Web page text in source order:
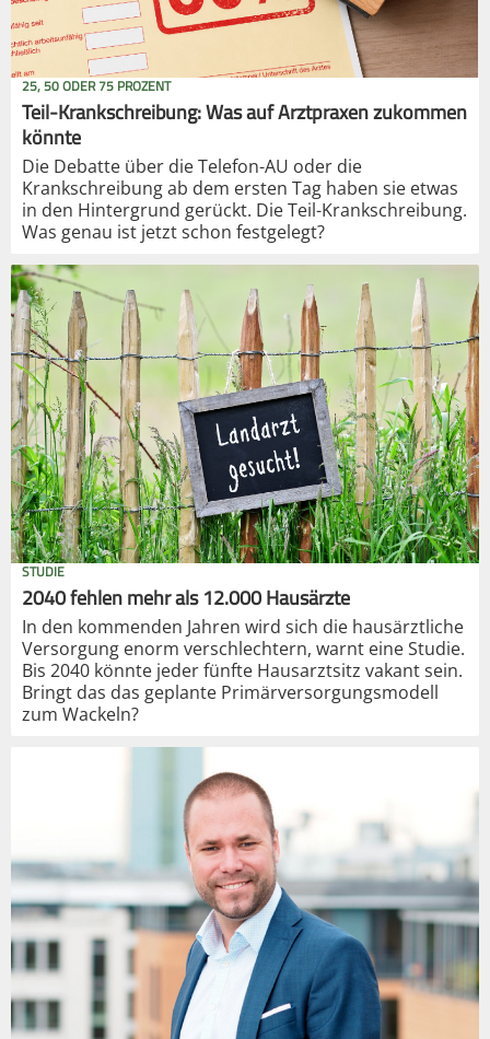
25, 50 ODER 75 PROZENT
Teil-Krankschreibung: Was auf Arztpraxen zukommen
könnte
Die Debatte über die Telefon-AU oder die
Krankschreibung ab dem ersten Tag haben sie etwas
in den Hintergrund gerückt. Die Teil-Krankschreibung.
Was genau ist jetzt schon festgelegt?
STUDIE
2040 fehlen mehr als 12.000 Hausärzte
In den kommenden Jahren wird sich die hausärztliche
Versorgung enorm verschlechtern, warnt eine Studie.
Bis 2040 könnte jeder fünfte Hausarztsitz vakant sein.
Bringt das das geplante Primärversorgungsmodell
zum Wackeln?